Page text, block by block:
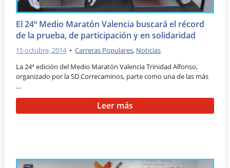
El 24º Medio Maratón Valencia buscará el récord
de la prueba, de participación y en solidaridad
15 octubre, 2014 •Carreras Populares, Noticias
La 24ª edición del Medio Maratón Valencia Trinidad Alfonso,
organizado por la SD Correcaminos, parte como una de las más
…
Leer más